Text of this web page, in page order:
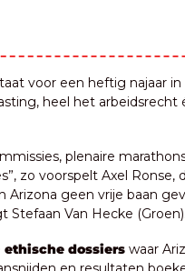
voor een heftig najaar
heel het arbeidsrecht
plenaire
zo voorspelt Axel Ronse,
Arizona geen vrije baan
Stefaan Van Hecke (Groen).
ethische dossiers waar